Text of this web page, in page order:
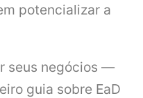
potencializar a
seus negócios —
guia sobre EaD